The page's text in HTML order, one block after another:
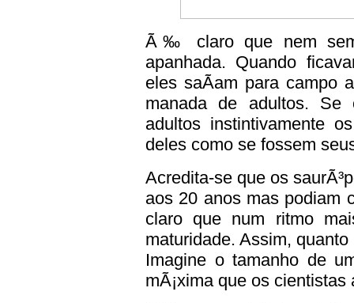
Ã‰ claro que nem
apanhada. Quando
eles saÃ­am para campo
manada de adultos. Se
adultos instintivamente
deles como se fossem
Acredita-se que os
aos 20 anos mas podiam
claro que num ritmo
maturidade. Assim,
Imagine o tamanho de
mÃ¡xima que os